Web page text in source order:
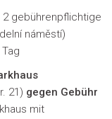
2 gebührenpflichtige
náměstí)
21) gegen Gebühr
mit